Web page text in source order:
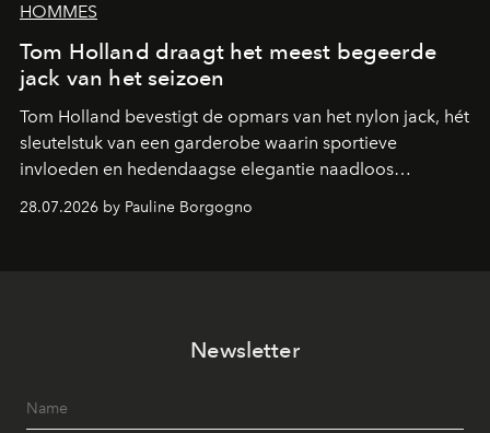
HOMMES
Tom Holland draagt het meest begeerde
jack van het seizoen
Tom Holland bevestigt de opmars van het nylon jack, hét
sleutelstuk van een garderobe waarin sportieve
invloeden en hedendaagse elegantie naadloos
samenkomen.
28.07.2026 by Pauline Borgogno
Newsletter